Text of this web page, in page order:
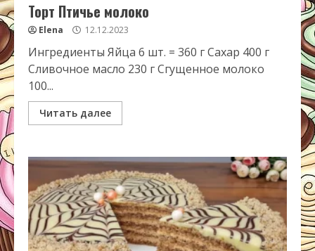
Торт Птичье молоко
Elena 12.12.2023
Ингредиенты Яйца 6 шт. = 360 г Сахар 400 г
Сливочное масло 230 г Сгущенное молоко
100...
Читать далее